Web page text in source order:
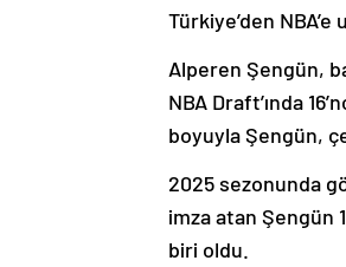
Türkiye’den
Alperen Şengün,
NBA Draft’ında
boyuyla Şengün,
2025 sezonunda
imza atan Şengün
biri oldu.